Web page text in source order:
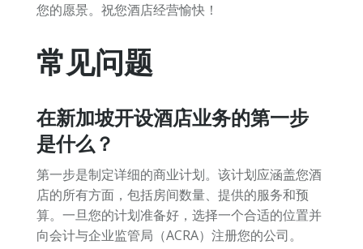
您的愿景。祝您酒店经营愉快！
常见问题
在新加坡开设酒店业务的第一步
是什么？
第一步是制定详细的商业计划。该计划应涵盖您酒
店的所有方面，包括房间数量、提供的服务和预
算。一旦您的计划准备好，选择一个合适的位置并
向会计与企业监管局（ACRA）注册您的公司。